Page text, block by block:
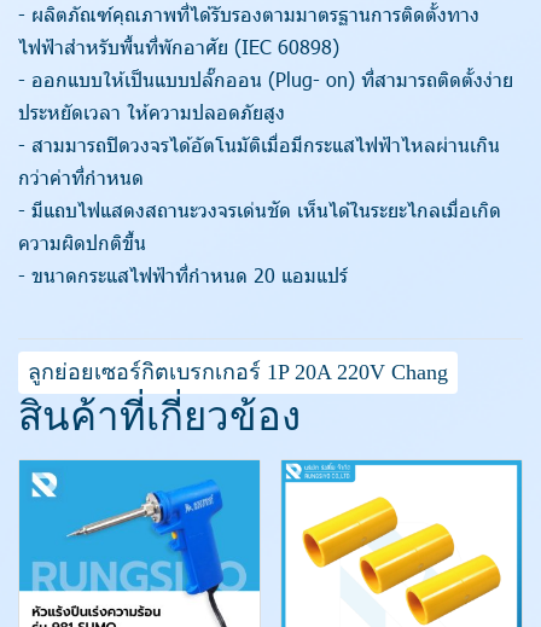
- ผลิตภัณฑ์คุณภาพที่ได้รับรองตามมาตรฐานการติดตั้งทาง
ไฟฟ้าสำหรับพื้นที่พักอาศัย (IEC 60898)
- ออกแบบให้เป็นแบบปลั๊กออน (Plug- on) ที่สามารถติดตั้งง่าย
ประหยัดเวลา ให้ความปลอดภัยสูง
- สามมารถปิดวงจรได้อัตโนมัติเมื่อมีกระแสไฟฟ้าไหลผ่านเกิน
กว่าค่าที่กำหนด
- มีแถบไฟแสดงสถานะวงจรเด่นชัด เห็นได้ในระยะไกลเมื่อเกิด
ความผิดปกติขึ้น
- ขนาดกระแสไฟฟ้าที่กำหนด 20 แอมแปร์
ลูกย่อยเซอร์กิตเบรกเกอร์ 1P 20A 220V Chang
สินค้าที่เกี่ยวข้อง